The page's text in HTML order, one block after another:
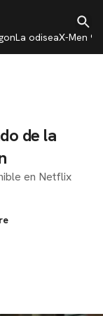
La odiseaX-Men 97
de la
en Netflix